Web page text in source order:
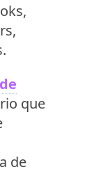
que
de